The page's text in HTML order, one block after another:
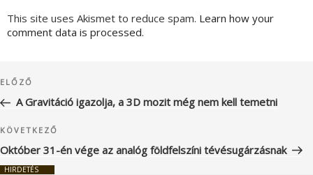
This site uses Akismet to reduce spam. Learn how your
comment data is processed.
navigáció
Korábbi
bejegyzés
ELŐZŐ
A Gravitáció igazolja, a 3D mozit még nem kell temetni
Következő
bejegyzés
KÖVETKEZŐ
Október 31-én vége az analóg földfelszíni tévésugárzásnak
HIRDETÉS